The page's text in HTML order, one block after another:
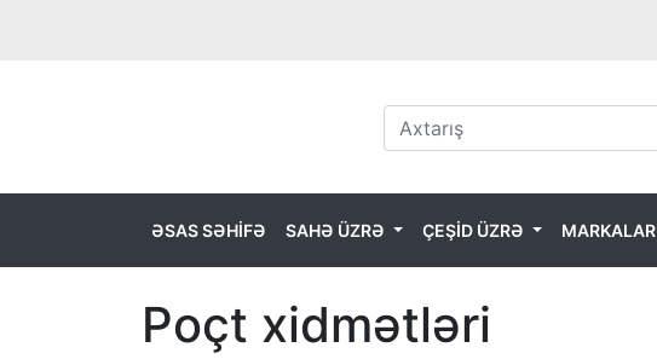
ƏSAS SƏHİFƏ SAHƏ ÜZRƏ ÇEŞİD ÜZRƏ MARKALAR
Poçt xidmətləri